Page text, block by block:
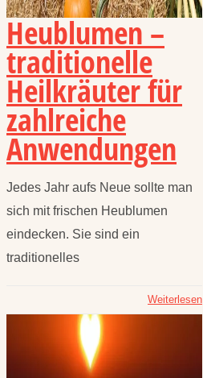
Heublumen –
traditionelle
Heilkräuter für
zahlreiche
Anwendungen
Jedes Jahr aufs Neue sollte man
sich mit frischen Heublumen
eindecken. Sie sind ein
traditionelles
Weiterlesen